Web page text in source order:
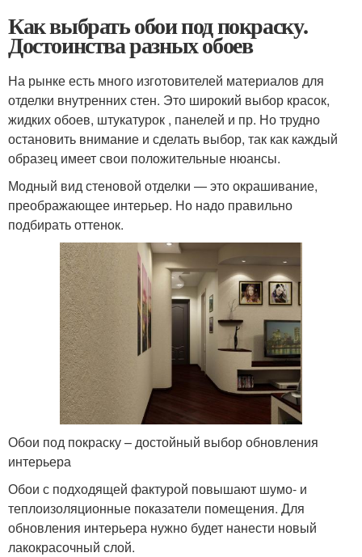
Как выбрать обои под покраску.
Достоинства разных обоев
На рынке есть много изготовителей материалов для
отделки внутренних стен. Это широкий выбор красок,
жидких обоев, штукатурок , панелей и пр. Но трудно
остановить внимание и сделать выбор, так как каждый
образец имеет свои положительные нюансы.
Модный вид стеновой отделки — это окрашивание,
преображающее интерьер. Но надо правильно
подбирать оттенок.
Обои под покраску – достойный выбор обновления
интерьера
Обои с подходящей фактурой повышают шумо- и
теплоизоляционные показатели помещения. Для
обновления интерьера нужно будет нанести новый
лакокрасочный слой.